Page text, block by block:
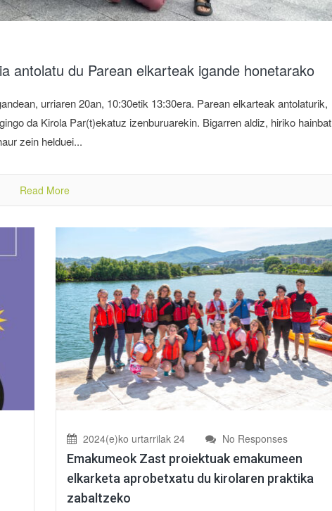
antolatu du Parean elkarteak igande honetarako
urriaren 20an, 10:30etik 13:30era. Parean elkarteak antolaturik,
da Kirola Par(t)ekatuz izenburuarekin. Bigarren aldiz, hiriko hainbat
zein helduei...
Read More
2024(e)ko urtarrilak 24 No Responses
Emakumeok Zast proiektuak emakumeen
elkarketa aprobetxatu du kirolaren praktika
zabaltzeko